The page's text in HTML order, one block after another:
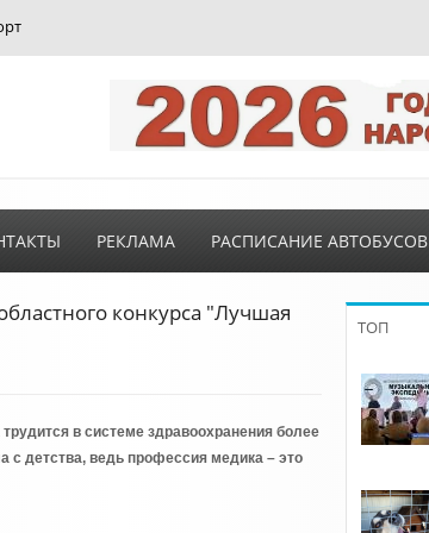
РЕКЛАМА РАСПИСАНИЕ АВТОБУСОВ
конкурса "Лучшая
в системе здравоохранения более
с детства, ведь профессия медика – это
ТОП